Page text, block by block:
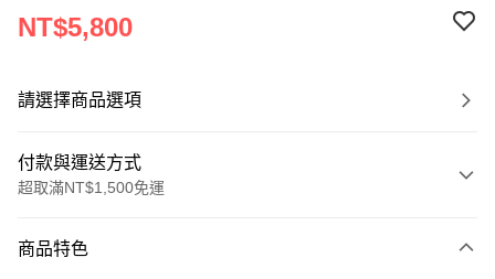
NT$5,800
請選擇商品選項
付款與運送方式
超取滿NT$1,500免運
信用卡一次付款
商品特色